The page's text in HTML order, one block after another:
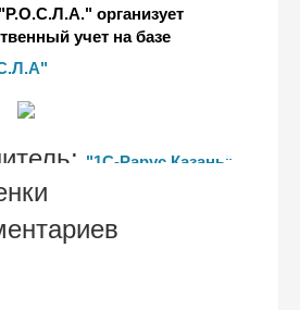
организует
учет на базе
предприятием”
"1С-Рарус Казань"